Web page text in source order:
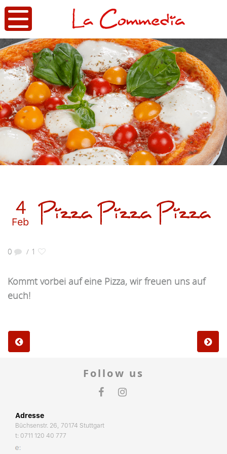
4
Feb Pizza Pizza Pizza
0 / 1
Kommt vorbei auf eine Pizza, wir freuen uns auf
euch!
Follow us
Adresse
Büchsenstr. 26, 70174 Stuttgart
t: 0711 120 40 777